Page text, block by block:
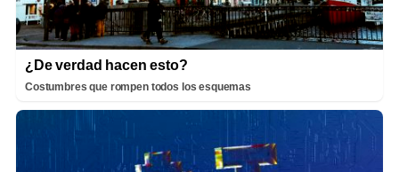
¿De verdad hacen esto?
Costumbres que rompen todos los esquemas